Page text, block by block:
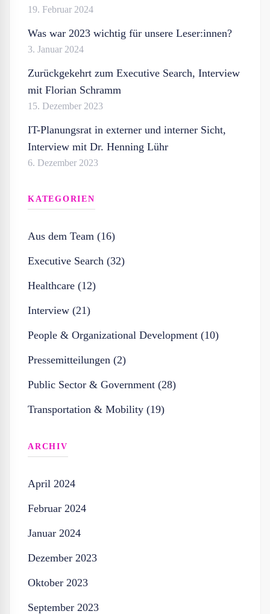
19. Februar 2024
Was war 2023 wichtig für unsere Leser:innen?
3. Januar 2024
Zurückgekehrt zum Executive Search, Interview
mit Florian Schramm
15. Dezember 2023
IT-Planungsrat in externer und interner Sicht,
Interview mit Dr. Henning Lühr
6. Dezember 2023
KATEGORIEN
Aus dem Team (16)
Executive Search (32)
Healthcare (12)
Interview (21)
People & Organizational Development (10)
Pressemitteilungen (2)
Public Sector & Government (28)
Transportation & Mobility (19)
ARCHIV
April 2024
Februar 2024
Januar 2024
Dezember 2023
Oktober 2023
September 2023